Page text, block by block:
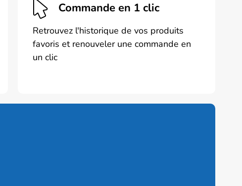
Commande en 1 clic
Retrouvez l'historique de vos produits
favoris et renouveler une commande en
un clic